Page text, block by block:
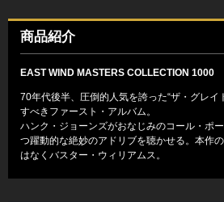
商品紹介
EAST WIND MASTERS COLLECTION 1000
70年代後半、圧倒的人気を誇った“ザ・グレイ
すべきファースト・アルバム。
ハンク・ジョーンズがおなじみのコール・ポ
つ躍動的な絶妙のアドリブを聴かせる。本作
はなくバスター・ウィリアムス。